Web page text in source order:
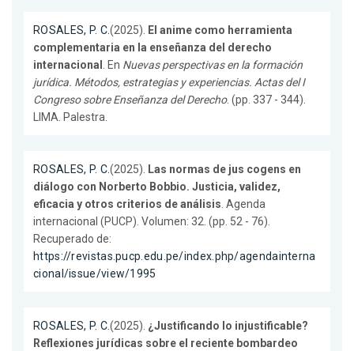
ROSALES, P. C.(2025). El anime como herramienta
complementaria en la enseñanza del derecho
internacional . En Nuevas perspectivas en la formación
jurídica. Métodos, estrategias y experiencias. Actas del I
Congreso sobre Enseñanza del Derecho. (pp. 337 - 344).
LIMA. Palestra.
ROSALES, P. C.(2025). Las normas de jus cogens en
diálogo con Norberto Bobbio. Justicia, validez,
eficacia y otros criterios de análisis. Agenda
internacional (PUCP). Volumen: 32. (pp. 52 - 76).
Recuperado de:
https://revistas.pucp.edu.pe/index.php/agendainterna
cional/issue/view/1995
ROSALES, P. C.(2025). ¿Justificando lo injustificable?
Reflexiones jurídicas sobre el reciente bombardeo